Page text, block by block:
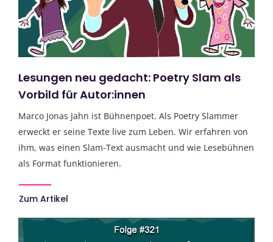
Lesungen neu gedacht: Poetry Slam als
Vorbild für Autor:innen
Marco Jonas Jahn ist Bühnenpoet. Als Poetry Slammer
erweckt er seine Texte live zum Leben. Wir erfahren von
ihm, was einen Slam-Text ausmacht und wie Lesebühnen
als Format funktionieren.
Zum Artikel